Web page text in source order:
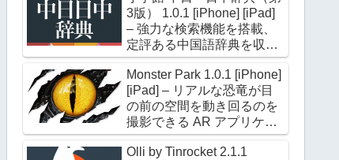
3版） 1.0.1 [iPhone] [iPad]
– 強力な検索機能を搭載、
定評ある中国語辞典を収録
した電子辞典アプリケーシ
ョン
Monster Park 1.0.1 [iPhone]
[iPad] – リアルな恐竜が目
の前の空間を動き回るのを
撮影できる AR アプリケー
ション
Olli by Tinrocket 2.1.1